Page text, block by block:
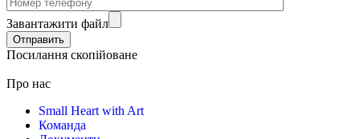
Завантажити файл
Посилання скопійоване
Про нас
Small Heart with Art
Команда